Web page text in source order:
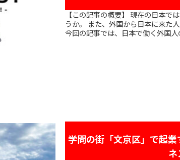
【この記事の概要】 現在の日本では、どれくらいの数の外国籍の人が働いているのでしょ
うか。 また、外国から日本に来た
今回の記事では、日本で働く外国
学問の街「文京区」で起
ネ